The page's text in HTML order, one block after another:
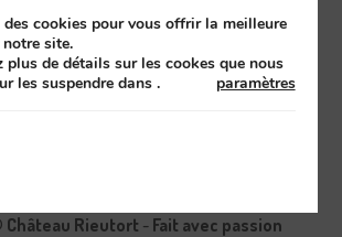
Château Rieutort - Fait avec passion
cookies pour vous offrir la meilleure
notre site.
plus de détails sur les cookes que nous
les suspendre dans
paramètres
.